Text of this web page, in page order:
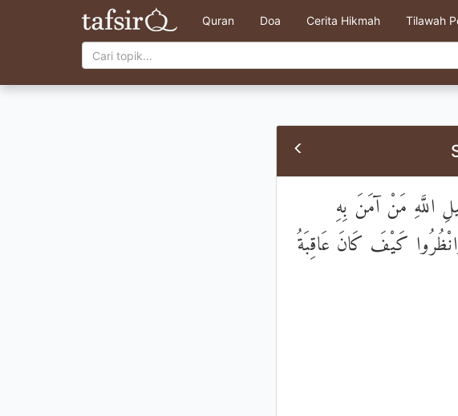
Quran Doa Cerita Hikmah Tilawah
اللَّهِ مَنْ آمَنَ بِهِ
كَيْفَ كَانَ عَاقِبَةُ